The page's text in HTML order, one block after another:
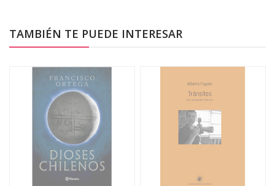
TAMBIÉN TE PUEDE INTERESAR